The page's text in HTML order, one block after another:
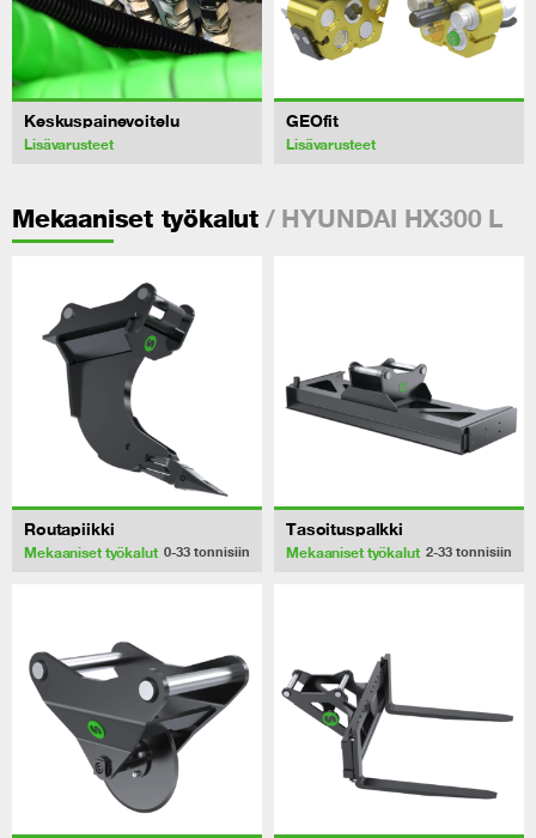
Keskuspainevoitelu
Lisävarusteet
GEOfit
Lisävarusteet
Mekaaniset työkalut/ HYUNDAI HX300 L
Routapiikki
Mekaaniset työkalut 0-33 tonnisiin
Tasoituspalkki
Mekaaniset työkalut 2-33 tonnisiin